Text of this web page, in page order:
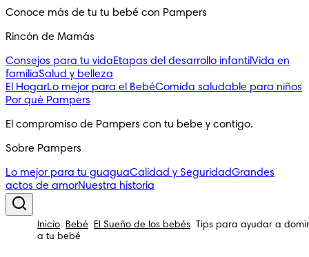
Conoce más de tu tu bebé con Pampers
Rincón de Mamás
Consejos para tu vidaEtapas del desarrollo infantilVida en
familiaSalud y belleza
El HogarLo mejor para el BebéComida saludable para niños
Por qué Pampers
El compromiso de Pampers con tu bebe y contigo.
Sobre Pampers
Lo mejor para tu guaguaCalidad y SeguridadGrandes
actos de amorNuestra historia
Inicio Bebé El Sueño de los bebés
Tips para ayudar a domir
a tu bebé